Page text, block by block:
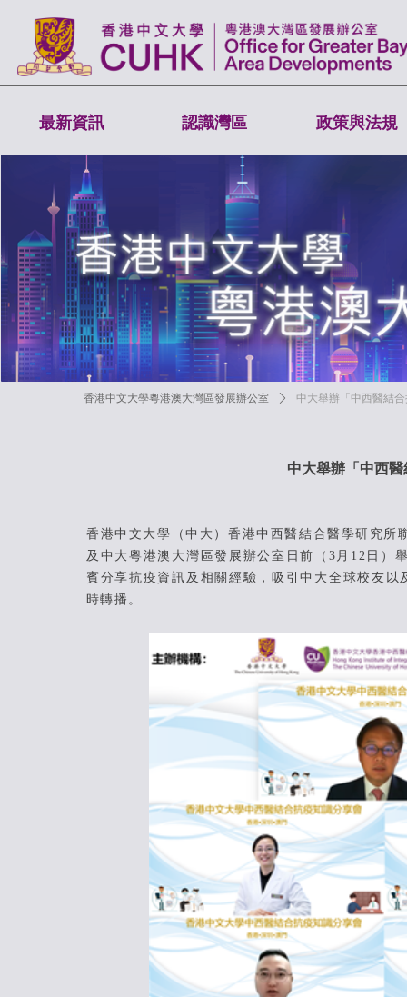
最新資訊 認識灣區 政策與法規
香港中文大學粵港澳大灣區發展辦公室 ꄲ 中大舉辦「中西醫結
中大舉辦「中西
香港中文大學（中大）香港中西醫結合醫學研究
及中大粵港澳大灣區發展辦公室日前（3月12日）
賓分享抗疫資訊及相關經驗，吸引中大全球校友
時轉播。